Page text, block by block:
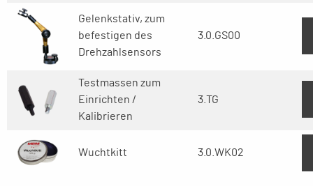
Gelenkstativ, zum
befestigen des
Drehzahlsensors
3.0.GS00
Testmassen zum
Einrichten /
Kalibrieren
3.TG
Wuchtkitt 3.0.WK02